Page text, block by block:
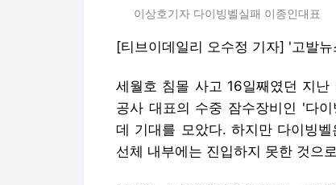
이상호기자 다이빙벨실패 이종인대표
[티브이데일리 오수정 기자] '고발
세월호 침몰 사고 16일째였던 지
공사 대표의 수중 잠수장비인 '다
데 기대를 모았다. 하지만 다이빙
선체 내부에는 진입하지 못한 것으